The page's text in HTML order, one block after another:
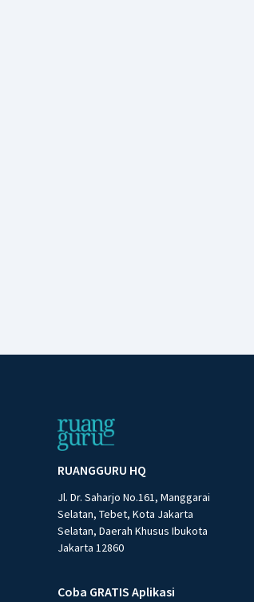
RUANGGURU HQ
Jl. Dr. Saharjo No.161, Manggarai
Selatan, Tebet, Kota Jakarta
Selatan, Daerah Khusus Ibukota
Jakarta 12860
Coba GRATIS Aplikasi